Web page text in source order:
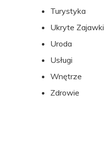
Turystyka
Ukryte Zajawki
Uroda
Usługi
Wnętrze
Zdrowie